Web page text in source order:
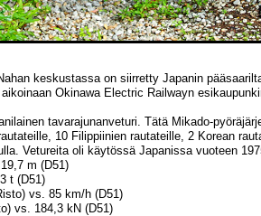
keskustassa on siirretty Japanin
Okinawa Electric Railwayn
tavarajunanveturi. Tätä Mikado-
10 Filippiinien rautateille, 2 Korean
Vetureita oli käytössä Japanissa vuoteen
m (D51)
t (D51)
vs. 85 km/h (D51)
vs. 184,3 kN (D51)